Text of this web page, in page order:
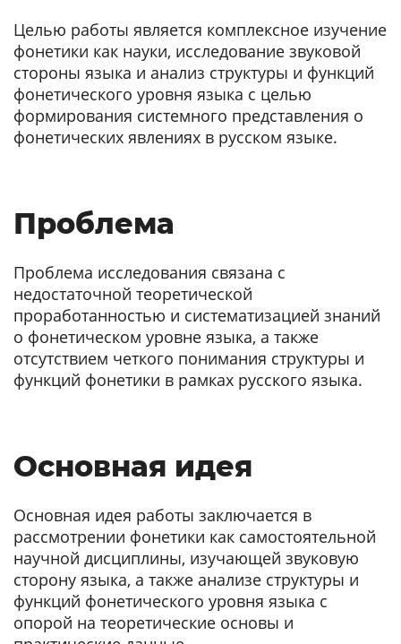
Целью работы является комплексное изучение
фонетики как науки, исследование звуковой
стороны языка и анализ структуры и функций
фонетического уровня языка с целью
формирования системного представления о
фонетических явлениях в русском языке.
Проблема
Проблема исследования связана с
недостаточной теоретической
проработанностью и систематизацией знаний
о фонетическом уровне языка, а также
отсутствием четкого понимания структуры и
функций фонетики в рамках русского языка.
Основная идея
Основная идея работы заключается в
рассмотрении фонетики как самостоятельной
научной дисциплины, изучающей звуковую
сторону языка, а также анализе структуры и
функций фонетического уровня языка с
опорой на теоретические основы и